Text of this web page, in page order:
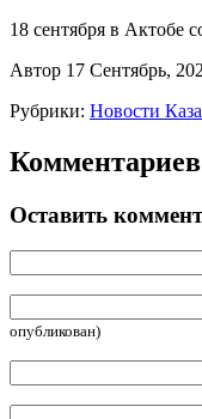
18 сентября в Актобе
Автор 17 Сентябрь,
Рубрики: Новости
Оставить
опубликован)